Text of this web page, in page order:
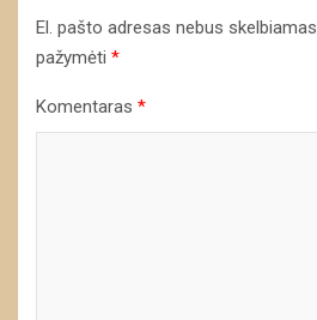
El. pašto adresas nebus skelbiamas.
pažymėti *
Komentaras *